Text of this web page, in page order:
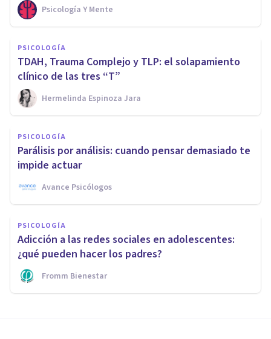
Psicología Y Mente
PSICOLOGÍA
TDAH, Trauma Complejo y TLP: el solapamiento
clínico de las tres “T”
Hermelinda Espinoza Jara
PSICOLOGÍA
Parálisis por análisis: cuando pensar demasiado te
impide actuar
Avance Psicólogos
PSICOLOGÍA
Adicción a las redes sociales en adolescentes:
¿qué pueden hacer los padres?
Fromm Bienestar